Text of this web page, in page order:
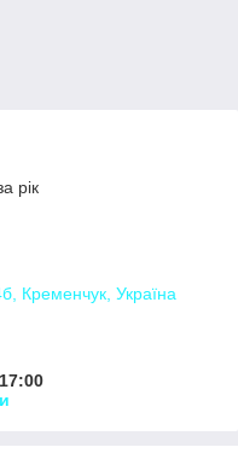
рік
Кременчук, Україна